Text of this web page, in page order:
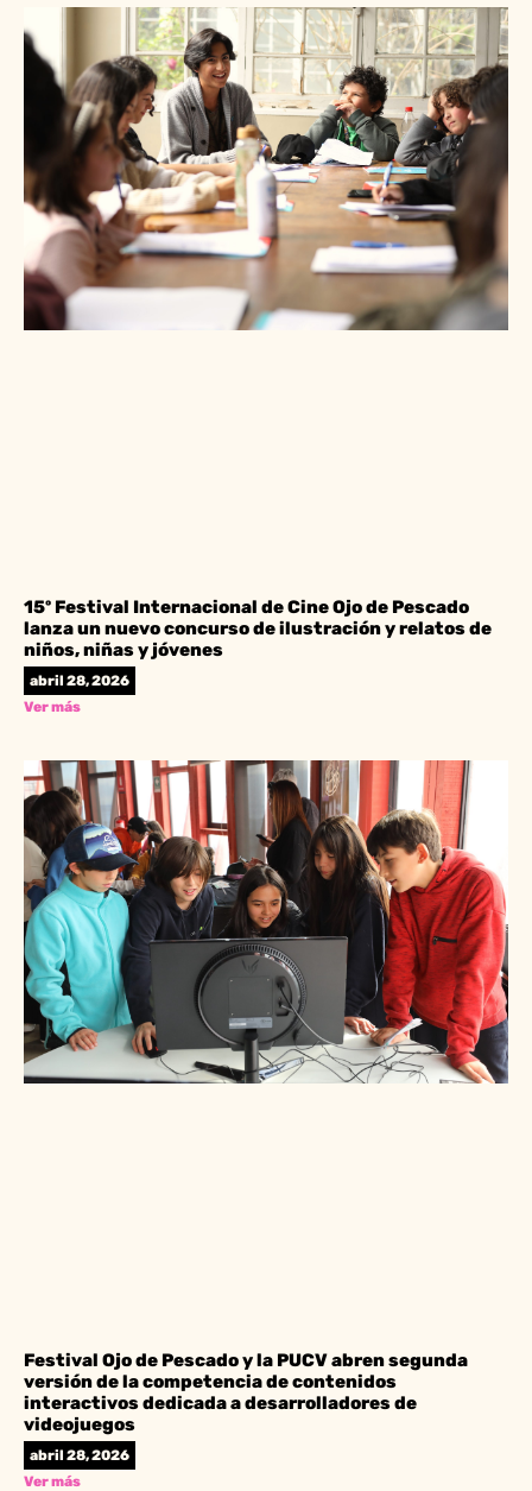
15º Festival Internacional de Cine Ojo de Pescado
lanza un nuevo concurso de ilustración y relatos de
niños, niñas y jóvenes
abril 28, 2026
Ver más
Festival Ojo de Pescado y la PUCV abren segunda
versión de la competencia de contenidos
interactivos dedicada a desarrolladores de
videojuegos
abril 28, 2026
Ver más